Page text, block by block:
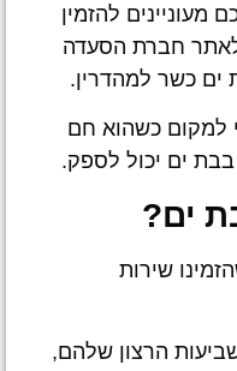
מעוניינים להזמין
לאתר חברת הסעדה
ים כשר למהדרין.
למקום כשהוא חם
בבת ים יכול לספק.
ים?
שירות
הרצון שלהם,